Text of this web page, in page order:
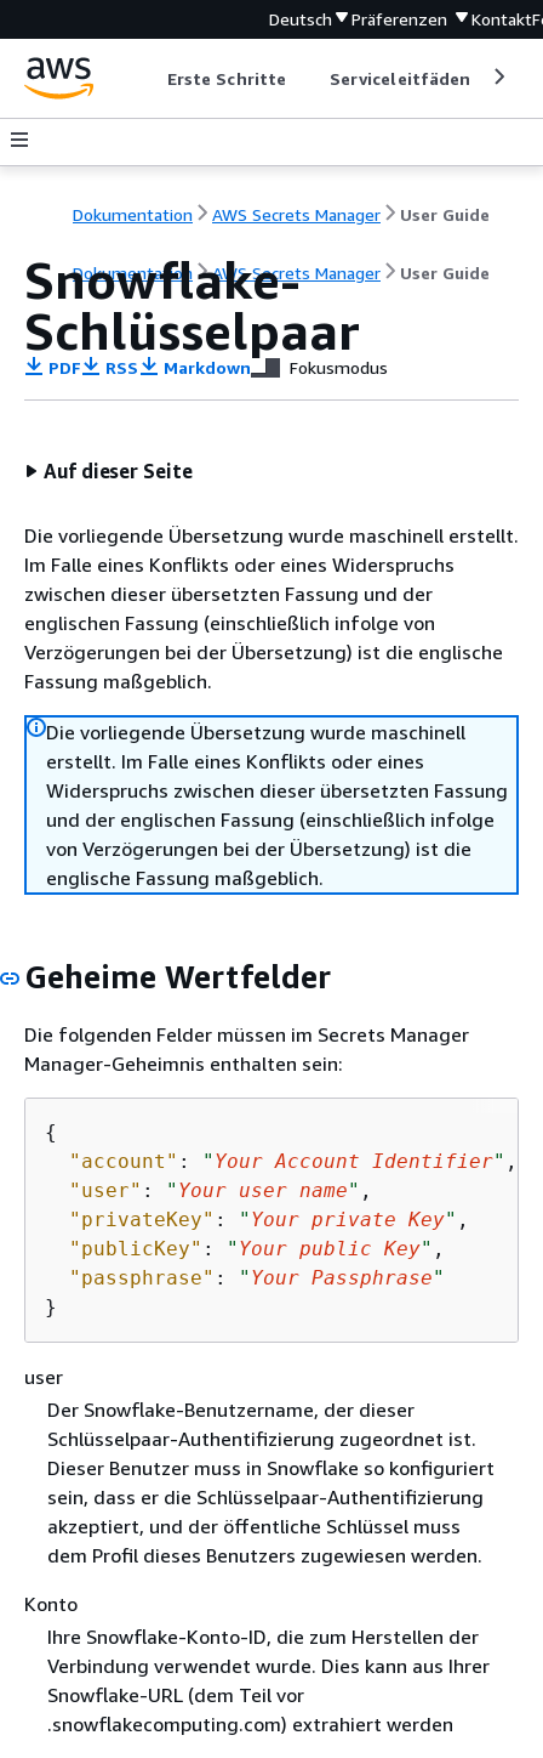
Deutsch Präferenzen Kontakt
Erste Schritte Serviceleitfäden
Dokumentation AWS Secrets Manager User Guide
Dokumentation AWS Secrets Manager User Guide
Snowflake-
Schlüsselpaar
PDF RSS Markdown Fokusmodus
Auf dieser Seite
Die vorliegende Übersetzung wurde maschinell erstellt.
Im Falle eines Konflikts oder eines Widerspruchs
zwischen dieser übersetzten Fassung und der
englischen Fassung (einschließlich infolge von
Verzögerungen bei der Übersetzung) ist die englische
Fassung maßgeblich.
Die vorliegende Übersetzung wurde maschinell
erstellt. Im Falle eines Konflikts oder eines
Widerspruchs zwischen dieser übersetzten Fassung
und der englischen Fassung (einschließlich infolge
von Verzögerungen bei der Übersetzung) ist die
englische Fassung maßgeblich.
Geheime Wertfelder
Die folgenden Felder müssen im Secrets Manager
Manager-Geheimnis enthalten sein:
{
"account" : " Your Account Identifier" ,
"user" : " Your user name" ,
"privateKey" : " Your private Key" ,
"publicKey" : " Your public Key" ,
"passphrase" : " Your Passphrase"
}
user
Der Snowflake-Benutzername, der dieser
Schlüsselpaar-Authentifizierung zugeordnet ist.
Dieser Benutzer muss in Snowflake so konfiguriert
sein, dass er die Schlüsselpaar-Authentifizierung
akzeptiert, und der öffentliche Schlüssel muss
dem Profil dieses Benutzers zugewiesen werden.
Konto
Ihre Snowflake-Konto-ID, die zum Herstellen der
Verbindung verwendet wurde. Dies kann aus Ihrer
Snowflake-URL (dem Teil vor
.snowflakecomputing.com) extrahiert werden